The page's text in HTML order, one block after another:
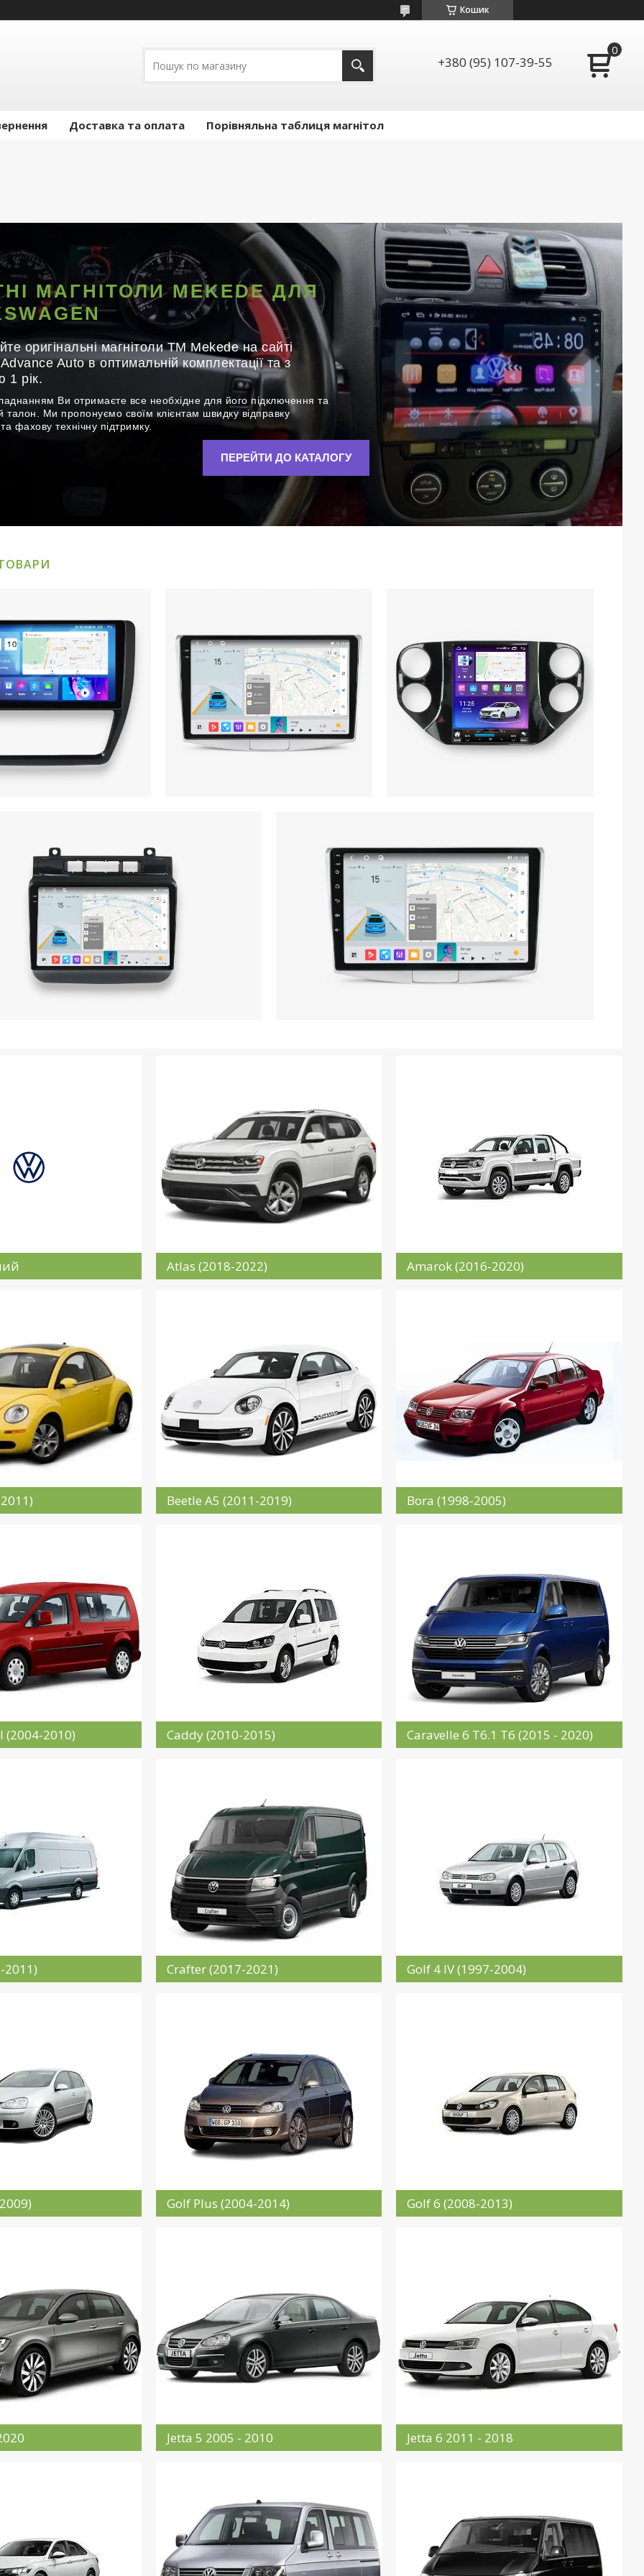
Кошик
+380 (95) 107-39-55
Доставка та оплата Порівняльна таблиця магнітол
МАГНІТОЛИ MEKEDE ДЛЯ
оригінальні магнітоли ТМ Mekede на сайті
Advance Auto в оптимальній комплектації та з
1 рік.
Ви отримаєте все необхідне для його підключення та
талон. Ми пропонуємо своїм клієнтам швидку відправку
фахову технічну підтримку.
ПЕРЕЙТИ ДО КАТАЛОГУ
магнітола Mekede MS 2k
Passat b7 (2011-2015)
CarPlay QleD
ідеально сумісна з
Passat B7 відповідних
випуску та укомплектована
екраном з діагоналлю 10,2".
Штатна магнітола Mekede TS3 VW
Tiguan 1 (2007-2016)
Модель з підтримкою функцій
CarPlay/Android Auto має річну
гарантію та підходить для VW Tiguan
1.
ДЕТАЛЬНІШЕ
магнітола Mekede MS VW Passat B6 (2005-2012)
QleD
магнітола для Volkswagen Passat B6 оснащена
екраном (10,2") та має оптимальне співвідношення
параметрів ціна/якість.
ДЕТАЛЬНІШЕ
Atlas (2018-2022) Amarok (2016-2020)
Beetle A5 (2011-2019) Bora (1998-2005)
(2004-2010) Caddy (2010-2015) Caravelle 6 T6.1 T6 (2015 - 2020)
2011) Crafter (2017-2021) Golf 4 IV (1997-2004)
Golf Plus (2004-2014) Golf 6 (2008-2013)
Jetta 5 2005 - 2010 Jetta 6 2011 - 2018